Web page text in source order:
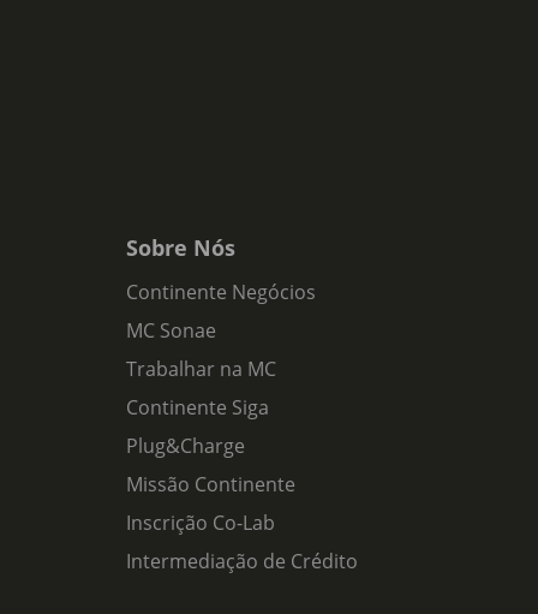
Sobre Nós
Continente Negócios
MC Sonae
Trabalhar na MC
Continente Siga
Plug&Charge
Missão Continente
Inscrição Co-Lab
Intermediação de Crédito